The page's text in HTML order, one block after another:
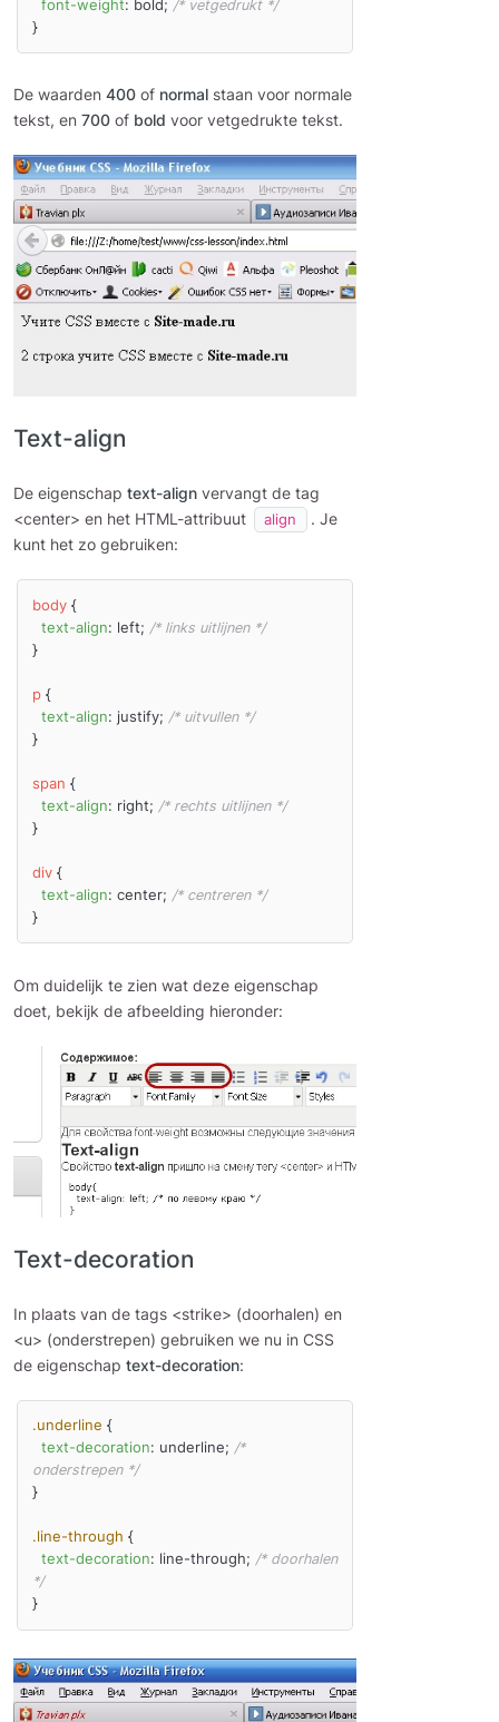
font-weight: bold; /* vetgedrukt */
}
De waarden 400 of normal staan voor normale
tekst, en 700 of bold voor vetgedrukte tekst.
Text-align
De eigenschap text-align vervangt de tag
<center> en het HTML-attribuut
align
. Je
kunt het zo gebruiken:
body {
text-align: left; /* links uitlijnen */
}
p {
text-align: justify; /* uitvullen */
}
span {
text-align: right; /* rechts uitlijnen */
}
div {
text-align: center; /* centreren */
}
Om duidelijk te zien wat deze eigenschap
doet, bekijk de afbeelding hieronder:
Text-decoration
In plaats van de tags <strike> (doorhalen) en
<u> (onderstrepen) gebruiken we nu in CSS
de eigenschap text-decoration:
.underline {
text-decoration: underline; /*
onderstrepen */
}
.line-through {
text-decoration: line-through; /* doorhalen
*/
}